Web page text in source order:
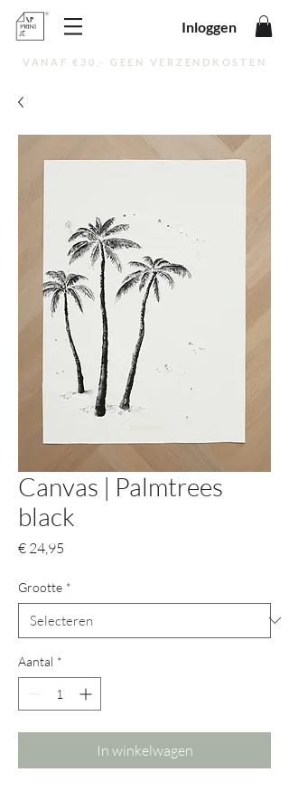
Inloggen
VANAF €30,- GEEN VERZENDKOSTEN
Canvas | Palmtrees
black
€ 24,95
Grootte *
Aantal *
In winkelwagen